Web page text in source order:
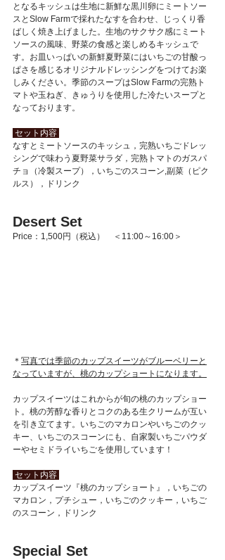
となるキッシュ は生地に新鮮な黒川卵にミートソー
スとSlow Farmで採れたなすを合わせ、じっくり香
ばしく焼き上げました。生地のサクサク感にミート
ソースの風味、野菜の食感と楽しめるキッシュで
す。お皿いっぱいの新鮮夏野菜にはいちごの甘酸っ
ぱさを感じるオリジナルドレッシングをつけてお楽
しみください。季節のスープはSlow Farmの完熟ト
マトや玉ねぎ、きゅうりを使用した冷たいスープと
なっております。
セット内容
なすとミートソースのキッシュ，完熟いちごドレッ
シングで味わう夏野菜サラダ，完熟トマトのガスパ
チョ（冷製スープ），いちごのスコーン,副菜（ピク
ルス），ドリンク
Desert Set
Price：1,500円（税込）　＜11:00～16:00＞
＊ 写真では季節のカップスイーツがブルーベリーと
なっていますが、桃のカップショートになります。
カップスイーツはこれからが旬の桃のカップショー
ト。桃の芳醇な香りとコクのある生クリームが互い
を引き立てます。いちごのマカロンやいちごのクッ
キー、いちごのスコーンにも、自家製いちごパウダ
ーやセミドライいちごを使用しています！
セット内容
カップスイーツ『桃のカップショート』，いちごの
マカロン，プチシュー，いちごのクッキー，いちご
のスコーン，ドリンク
Special Set